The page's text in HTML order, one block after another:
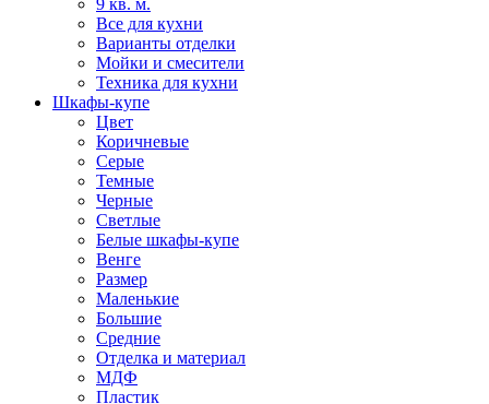
9 кв. м.
Все для кухни
Варианты отделки
Мойки и смесители
Техника для кухни
Шкафы-купе
Цвет
Коричневые
Серые
Темные
Черные
Светлые
Белые шкафы-купе
Венге
Размер
Маленькие
Большие
Средние
Отделка и материал
МДФ
Пластик